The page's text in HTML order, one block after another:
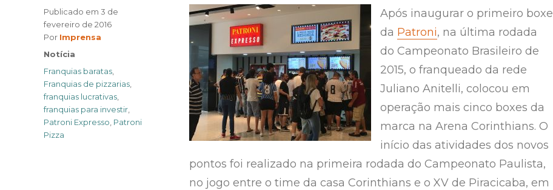
Após inaugurar o primeiro boxe
da Patroni, na última rodada
do Campeonato Brasileiro de
2015, o franqueado da rede
Juliano Anitelli, colocou em
operação mais cinco boxes da
marca na Arena Corinthians. O
início das atividades dos novos
pontos foi realizado na primeira rodada do Campeonato Paulista,
no jogo entre o time da casa Corinthians e o XV de Piracicaba, em
Publicado em 3 de
fevereiro de 2016
Por Author
Imprensa
Categories
Notícia
Tags
Franquias baratas
Franquias de pizzarias
franquias lucrativas
franquias para investir
Patroni Expresso Patroni
Pizza